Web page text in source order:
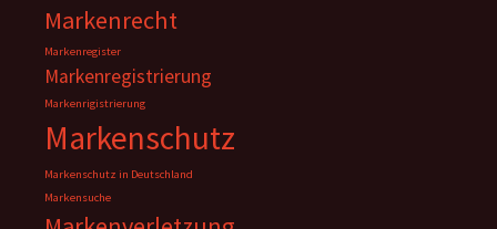
Markenrecht
Markenregister
Markenregistrierung
Markenrigistrierung
Markenschutz
Markenschutz in Deutschland
Markensuche